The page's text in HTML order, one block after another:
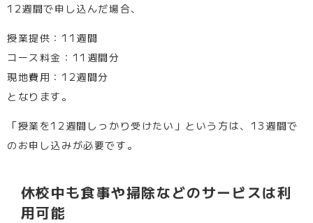
12週間で申し込んだ場合、
授業提供：11週間
コース料金：11週間分
現地費用：12週間分
となります。
「授業を12週間しっかり受けたい」という方は、13週間で
のお申し込みが必要です。
休校中も食事や掃除などのサービスは利
用可能